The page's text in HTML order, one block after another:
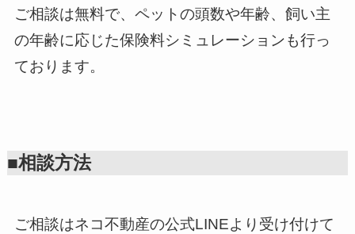
ご相談は無料で、ペットの頭数や年齢、飼い主
の年齢に応じた保険料シミュレーションも行っ
ております。
■相談方法
ご相談はネコ不動産の公式LINEより受け付けて